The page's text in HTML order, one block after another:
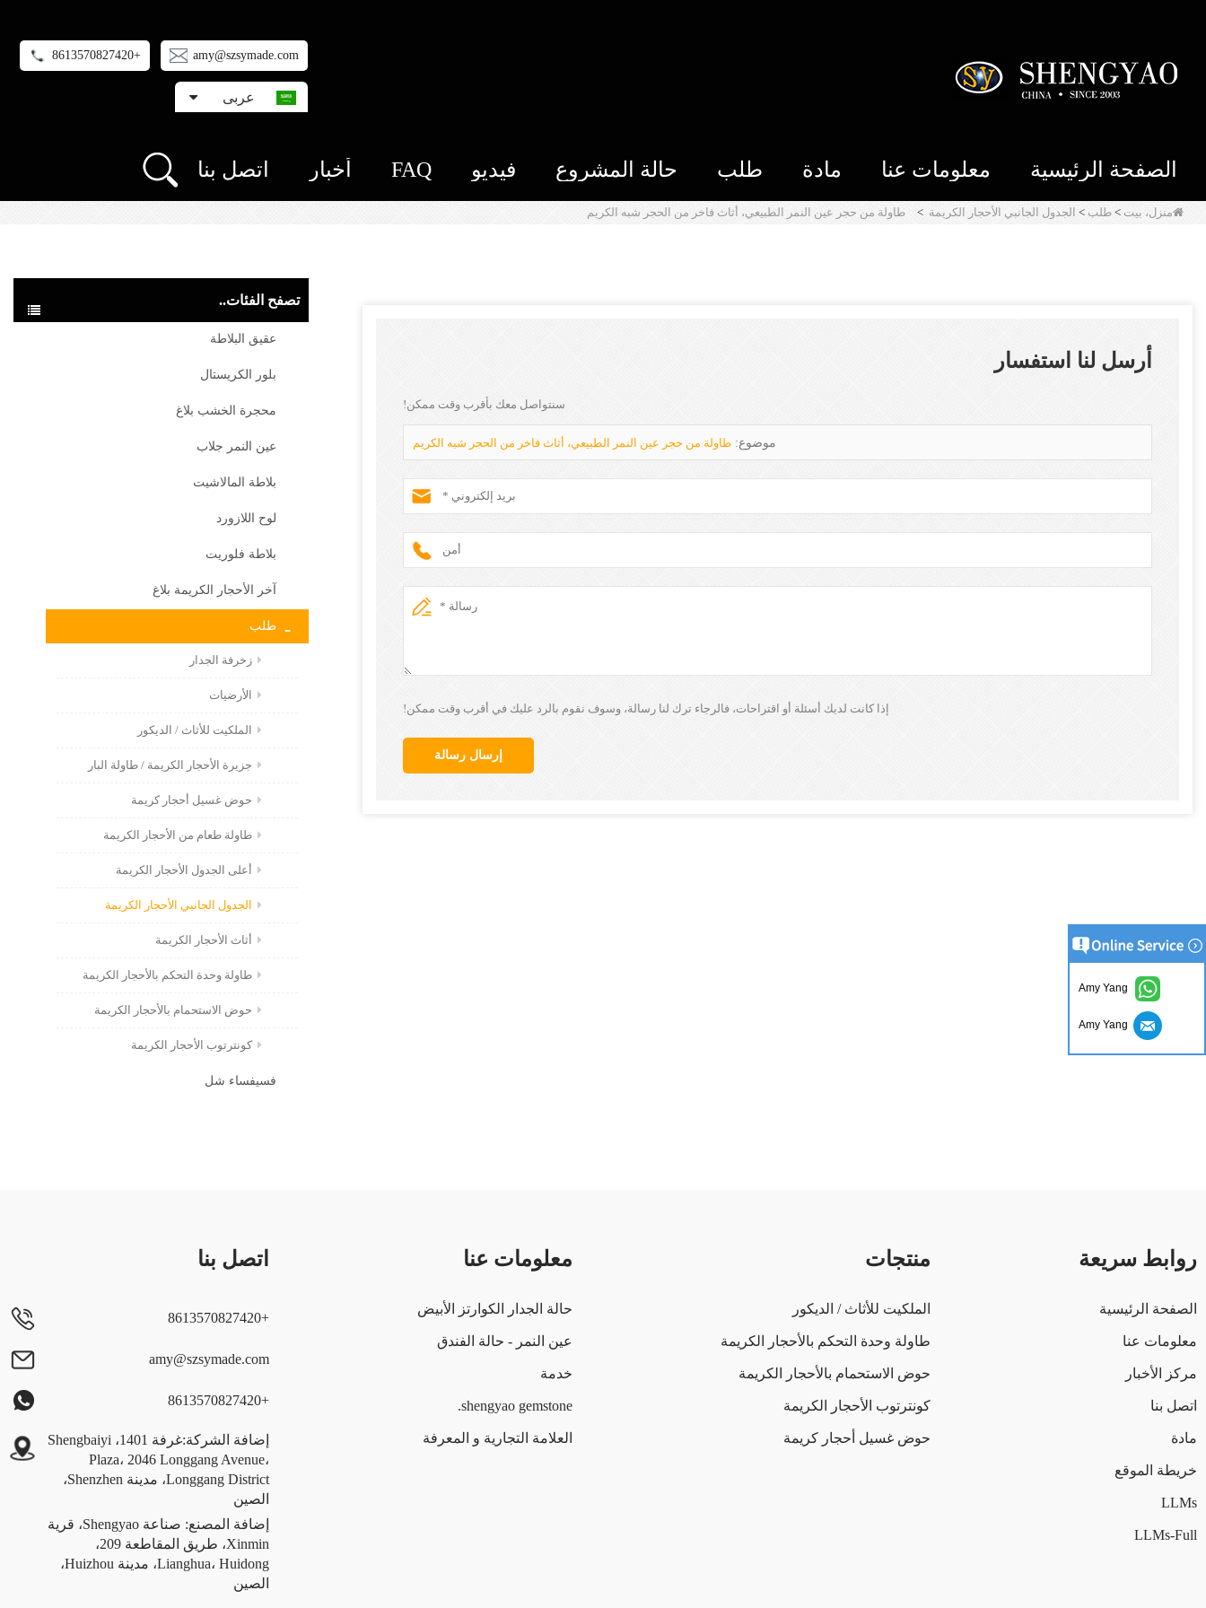
amy@szsymade.com
+8613570827420
عربى
الصفحة الرئيسية معلومات عنا مادة طلب حالة المشروع فيديو FAQ أخبار اتصل بنا
منزل، بيت > طلب > الجدول الجانبي الأحجار الكريمة > طاولة من حجر عين النمر الطبيعي، أثاث فاخر من الحجر شبه الكريم
تصفح الفئات..
عقيق البلاطة
بلور الكريستال
محجرة الخشب بلاغ
عين النمر جلاب
بلاطة المالاشيت
لوح اللازورد
بلاطة فلوريت
آخر الأحجار الكريمة بلاغ
طلب
زخرفة الجدار
الأرضيات
الملكيت للأثاث / الديكور
جزيرة الأحجار الكريمة / طاولة البار
حوض غسيل أحجار كريمة
طاولة طعام من الأحجار الكريمة
أعلى الجدول الأحجار الكريمة
الجدول الجانبي الأحجار الكريمة
أثاث الأحجار الكريمة
طاولة وحدة التحكم بالأحجار الكريمة
حوض الاستحمام بالأحجار الكريمة
كونترتوب الأحجار الكريمة
فسيفساء شل
أرسل لنا استفسار
سنتواصل معك بأقرب وقت ممكن!
موضوع:طاولة من حجر عين النمر الطبيعي، أثاث فاخر من الحجر شبه الكريم
إذا كانت لديك أسئلة أو اقتراحات، فالرجاء ترك لنا رسالة، وسوف نقوم بالرد عليك في أقرب وقت ممكن!
إرسال رسالة
روابط سريعة
الصفحة الرئيسية
معلومات عنا
مركز الأخبار
اتصل بنا
مادة
خريطة الموقع
LLMs
LLMs-Full
منتجات
الملكيت للأثاث / الديكور
طاولة وحدة التحكم بالأحجار الكريمة
حوض الاستحمام بالأحجار الكريمة
كونترتوب الأحجار الكريمة
حوض غسيل أحجار كريمة
معلومات عنا
حالة الجدار الكوارتز الأبيض
عين النمر - حالة الفندق
خدمة
shengyao gemstone.
العلامة التجارية و المعرفة
اتصل بنا
+8613570827420
amy@szsymade.com
+8613570827420
إضافة الشركة:غرفة 1401، Shengbaiyi
Plaza، 2046 Longgang Avenue،
Longgang District، مدينة Shenzhen،
الصين
إضافة المصنع: صناعة Shengyao، قرية
Xinmin، طريق المقاطعة 209،
Lianghua، Huidong، مدينة Huizhou،
الصين
Amy Yang
Amy Yang